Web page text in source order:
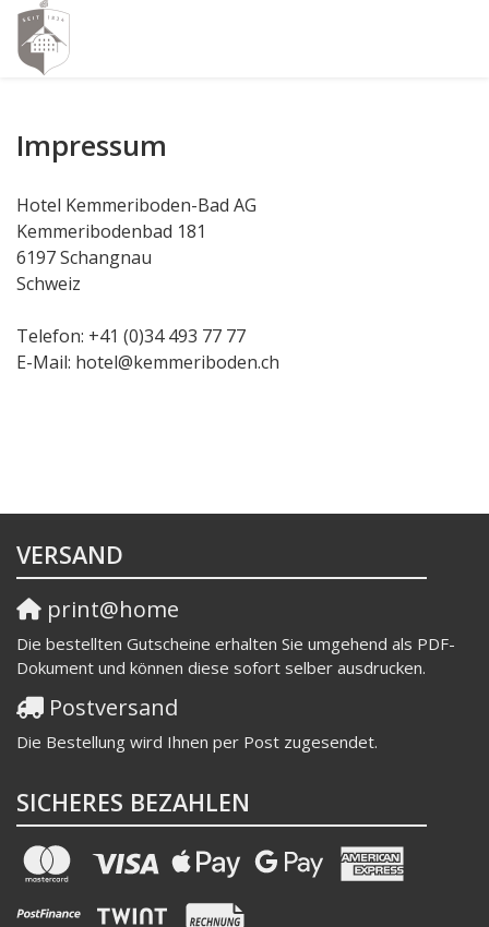
Impressum
Hotel Kemmeriboden-Bad AG
Kemmeribodenbad 181
6197 Schangnau
Schweiz
Telefon: +41 (0)34 493 77 77
E-Mail: hotel@kemmeriboden.ch
VERSAND
print@home
Die bestellten Gutscheine erhalten Sie umgehend als PDF-
Dokument und können diese sofort selber ausdrucken.
Postversand
Die Bestellung wird Ihnen per Post zugesendet.
SICHERES BEZAHLEN